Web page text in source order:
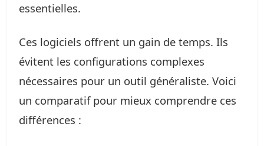
essentielles.
Ces logiciels offrent un gain de temps. Ils
évitent les configurations complexes
nécessaires pour un outil généraliste. Voici
un comparatif pour mieux comprendre ces
différences :